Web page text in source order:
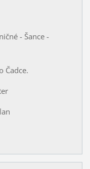
- Šance -
Čadce.